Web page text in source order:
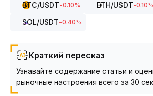
BTC/USDT-0.10% ETH/USDT-0.10%
SOL/USDT-0.40%
Краткий пересказ
Узнавайте содержание статьи и
рыночные настроения всего за 30